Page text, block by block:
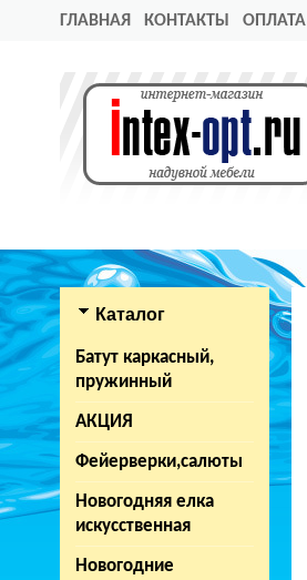
ГЛАВНАЯ КОНТАКТЫ ОПЛАТА
Каталог
Батут каркасный,
пружинный
АКЦИЯ
Фейерверки,салюты
Новогодняя елка
искусственная
Новогодние